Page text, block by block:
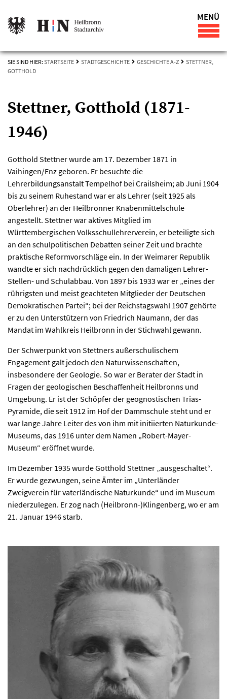
MENÜ
SIE SIND HIER: STARTSEITE STADTGESCHICHTE GESCHICHTE A-Z
STETTNER,
GOTTHOLD
Stettner, Gotthold (1871-
1946)
Gotthold Stettner wurde am 17. Dezember 1871 in
Vaihingen/Enz geboren. Er besuchte die
Lehrerbildungsanstalt Tempelhof bei Crailsheim; ab Juni 1904
bis zu seinem Ruhestand war er als Lehrer (seit 1925 als
Oberlehrer) an der Heilbronner Knabenmittelschule
angestellt. Stettner war aktives Mitglied im
Württembergischen Volksschullehrerverein, er beteiligte sich
an den schulpolitischen Debatten seiner Zeit und brachte
praktische Reformvorschläge ein. In der Weimarer Republik
wandte er sich nachdrücklich gegen den damaligen Lehrer-
Stellen- und Schulabbau. Von 1897 bis 1933 war er „eines der
rührigsten und meist geachteten Mitglieder der Deutschen
Demokratischen Partei“; bei der Reichstagswahl 1907 gehörte
er zu den Unterstützern von Friedrich Naumann, der das
Mandat im Wahlkreis Heilbronn in der Stichwahl gewann.
Der Schwerpunkt von Stettners außerschulischem
Engagement galt jedoch den Naturwissenschaften,
insbesondere der Geologie. So war er Berater der Stadt in
Fragen der geologischen Beschaffenheit Heilbronns und
Umgebung. Er ist der Schöpfer der geognostischen Trias-
Pyramide, die seit 1912 im Hof der Dammschule steht und er
war lange Jahre Leiter des von ihm mit initiierten Naturkunde-
Museums, das 1916 unter dem Namen „Robert-Mayer-
Museum“ eröffnet wurde.
Im Dezember 1935 wurde Gotthold Stettner „ausgeschaltet“.
Er wurde gezwungen, seine Ämter im „Unterländer
Zweigverein für vaterländische Naturkunde“ und im Museum
niederzulegen. Er zog nach (Heilbronn-)Klingenberg, wo er am
21. Januar 1946 starb.